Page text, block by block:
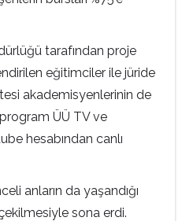
tarafından proje
eğitimciler ile jüride
akademisyenlerinin de
ÜÜ TV ve
hesabından canlı
anların da yaşandığı
sona erdi.